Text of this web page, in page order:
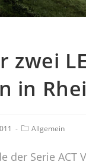
zwei
in
Allgemein
der Serie